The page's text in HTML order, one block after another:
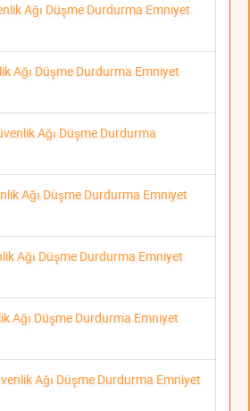
Ağı Düşme Durdurma Emniyet
Ağı Düşme Durdurma Emniyet
Ağı Düşme Durdurma
Ağı Düşme Durdurma Emniyet
Ağı Düşme Durdurma Emniyet
Ağı Düşme Durdurma Emniyet
Ağı Düşme Durdurma Emniyet